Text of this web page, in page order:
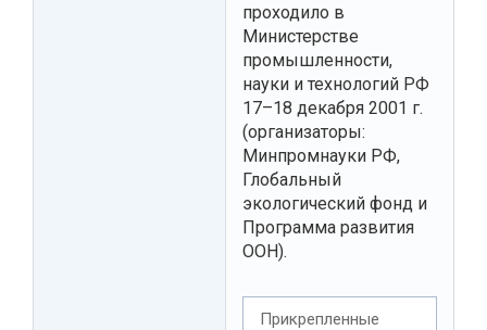
проходило в
Министерстве
промышленности,
науки и технологий РФ
17–18 декабря 2001 г.
(организаторы:
Минпромнауки РФ,
Глобальный
экологический фонд и
Программа развития
ООН).
Прикрепленные